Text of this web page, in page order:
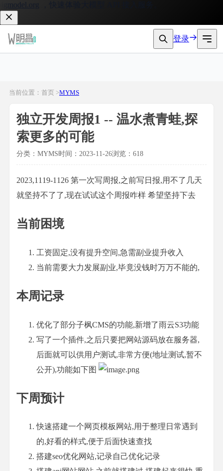
，快速体验大模型 API 接入服务。
登录
当前位置：首页 >MYMS
独立开发周报1 -- 温水煮青蛙,探
索更多的可能
分类：MYMS时间：2023-11-26浏览：618
2023,1119-1126 第一次写周报,之前写日报,用不了几天
就坚持不了了,现在试试这个周报咋样 希望坚持下去
当前困境
工资固定,没有提升空间,急需副业提升收入
当前需要大力发展副业,毕竟没钱时万万不能的,
本周记录
优化了部分子枫CMS的功能,新增了雨云S3功能
写了一个插件,之后只要把网站源码放在服务器,
后面就可以供用户测试,非常方便(地址测试,暂不
公开),功能如下图
下周预计
快速搭建一个网页模板网站,用于整理日常遇到
的,好看的样式,便于后面快速查找
搭建seo优化网站,记录自己优化记录